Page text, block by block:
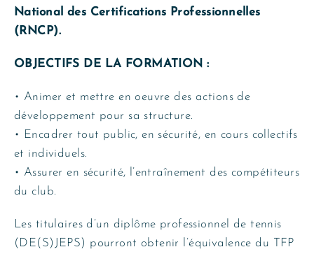
National des Certifications Professionnelles
(RNCP).
OBJECTIFS DE LA FORMATION :
• Animer et mettre en oeuvre des actions de
développement pour sa structure.
• Encadrer tout public, en sécurité, en cours collectifs
et individuels.
• Assurer en sécurité, l’entraînement des compétiteurs
du club.
Les titulaires d’un diplôme professionnel de tennis
(DE(S)JEPS) pourront obtenir l’équivalence du TFP